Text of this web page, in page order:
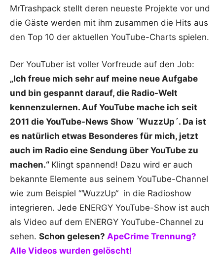
MrTrashpack stellt deren neueste Projekte vor und
die Gäste werden mit ihm zusammen die Hits aus
den Top 10 der aktuellen YouTube-Charts spielen.
Der YouTuber ist voller Vorfreude auf den Job:
„Ich freue mich sehr auf meine neue Aufgabe
und bin gespannt darauf, die Radio-Welt
kennenzulernen. Auf YouTube mache ich seit
2011 die YouTube-News Show ´WuzzUp´. Da ist
es natürlich etwas Besonderes für mich, jetzt
auch im Radio eine Sendung über YouTube zu
machen.“ Klingt spannend! Dazu wird er auch
bekannte Elemente aus seinem YouTube-Channel
wie zum Beispiel ‘“WuzzUp“ in die Radioshow
integrieren. Jede ENERGY YouTube-Show ist auch
als Video auf dem ENERGY YouTube-Channel zu
sehen. Schon gelesen? ApeCrime Trennung?
Alle Videos wurden gelöscht!